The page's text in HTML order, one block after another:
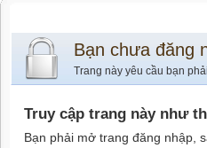
Bạn chưa đăng
Trang này yêu cầu bạn
Truy cập trang này như
Bạn phải mở trang đăng nhập,